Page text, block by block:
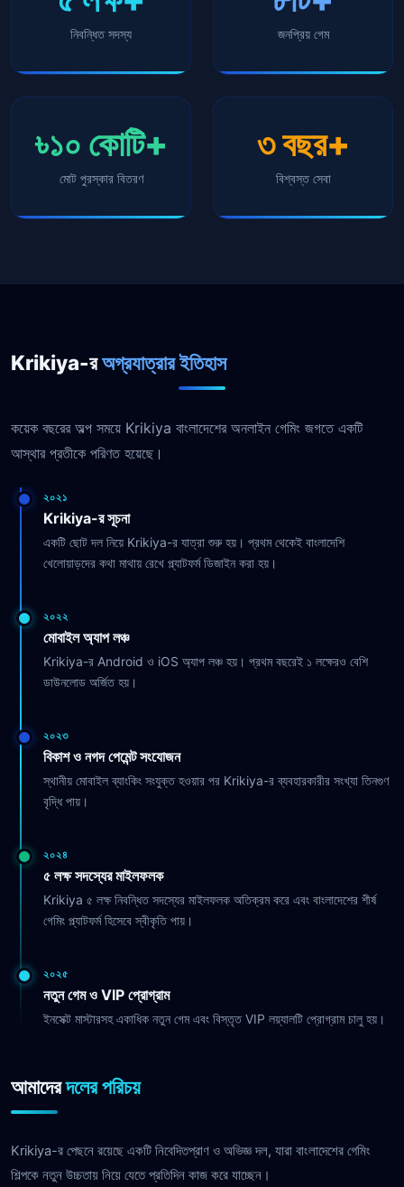
নিবন্ধিত সদস্য জনপ্রিয় গেম
৳১০ কোটি+
মোট পুরস্কার বিতরণ
৩ বছর+
বিশ্বস্ত সেবা
Krikiya-রঅগ্রযাত্রার ইতিহাস
কয়েক বছরের অল্প সময়ে Krikiya বাংলাদেশের অনলাইন গেমিং জগতে একটি
আস্থার প্রতীকে পরিণত হয়েছে।
২০২১
Krikiya-র সূচনা
একটি ছোট দল নিয়ে Krikiya-র যাত্রা শুরু হয়। প্রথম থেকেই বাংলাদেশি
খেলোয়াড়দের কথা মাথায় রেখে প্ল্যাটফর্ম ডিজাইন করা হয়।
২০২২
মোবাইল অ্যাপ লঞ্চ
Krikiya-র Android ও iOS অ্যাপ লঞ্চ হয়। প্রথম বছরেই ১ লক্ষেরও বেশি
ডাউনলোড অর্জিত হয়।
২০২৩
বিকাশ ও নগদ পেমেন্ট সংযোজন
স্থানীয় মোবাইল ব্যাংকিং সংযুক্ত হওয়ার পর Krikiya-র ব্যবহারকারীর সংখ্যা তিনগুণ
বৃদ্ধি পায়।
২০২৪
৫ লক্ষ সদস্যের মাইলফলক
Krikiya ৫ লক্ষ নিবন্ধিত সদস্যের মাইলফলক অতিক্রম করে এবং বাংলাদেশের শীর্ষ
গেমিং প্ল্যাটফর্ম হিসেবে স্বীকৃতি পায়।
২০২৫
নতুন গেম ও VIP প্রোগ্রাম
ইনসেক্ট মাস্টারসহ একাধিক নতুন গেম এবং বিস্তৃত VIP লয়্যালটি প্রোগ্রাম চালু হয়।
আমাদেরদলের পরিচয়
Krikiya-র পেছনে রয়েছে একটি নিবেদিতপ্রাণ ও অভিজ্ঞ দল, যারা বাংলাদেশের গেমিং
শিল্পকে নতুন উচ্চতায় নিয়ে যেতে প্রতিদিন কাজ করে যাচ্ছেন।